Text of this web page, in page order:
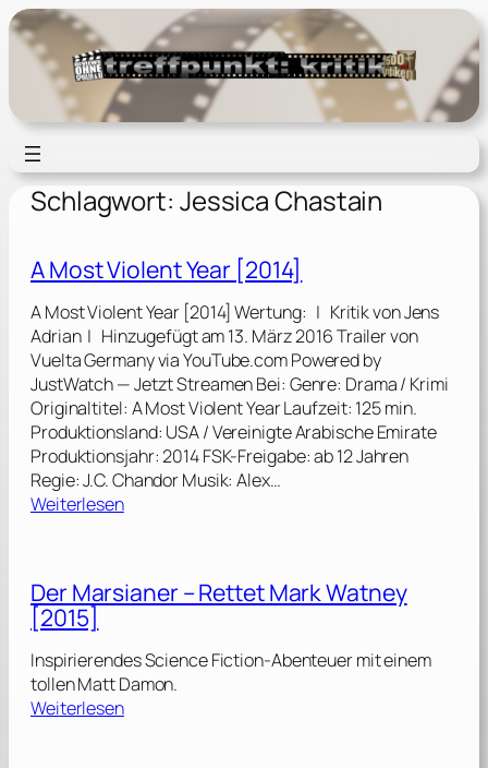
Zum
Inhalt
springen
Schlagwort: Jessica Chastain
A Most Violent Year [2014]
A Most Violent Year [2014] Wertung: | Kritik von Jens
Adrian | Hinzugefügt am 13. März 2016 Trailer von
Vuelta Germany via YouTube.com Powered by
JustWatch — Jetzt Streamen Bei: Genre: Drama / Krimi
Originaltitel: A Most Violent Year Laufzeit: 125 min.
Produktionsland: USA / Vereinigte Arabische Emirate
Produktionsjahr: 2014 FSK-Freigabe: ab 12 Jahren
Regie: J.C. Chandor Musik: Alex…
Weiterlesen:
s
i
o
l
Der Marsianer – Rettet Mark Watney
[2015]
Inspirierendes Science Fiction-Abenteuer mit einem
tollen Matt Damon.
Weiterlesen: